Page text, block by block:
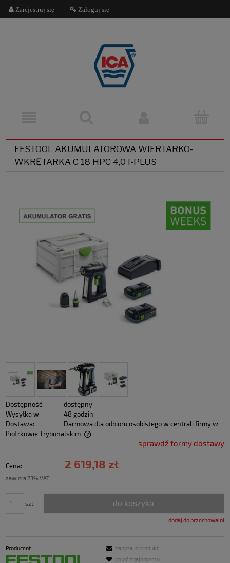
Zarejestruj się Zaloguj się
FESTOOL AKUMULATOROWA WIERTARKO-
WKRĘTARKA C 18 HPC 4,0 I-PLUS
Dostępność:
dostępny
Wysyłka w:
48 godzin
Dostawa:
Darmowa dla odbioru osobistego w centrali firmy w
Piotrkowie Trybunalskim
sprawdź formy dostawy
Cena: 2 619,18 zł
zawiera 23% VAT
szt. do koszyka
dodaj do przechowalni
Producent:
zapytaj o produkt
poleć znajomemu